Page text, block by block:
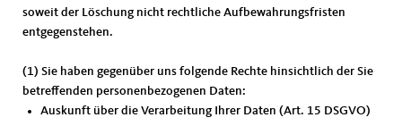
soweit der Löschung nicht rechtliche Aufbewahrungsfristen
entgegenstehen.
(1) Sie haben gegenüber uns folgende Rechte hinsichtlich der Sie
betreffenden personenbezogenen Daten:
Auskunft über die Verarbeitung Ihrer Daten (Art. 15 DSGVO)